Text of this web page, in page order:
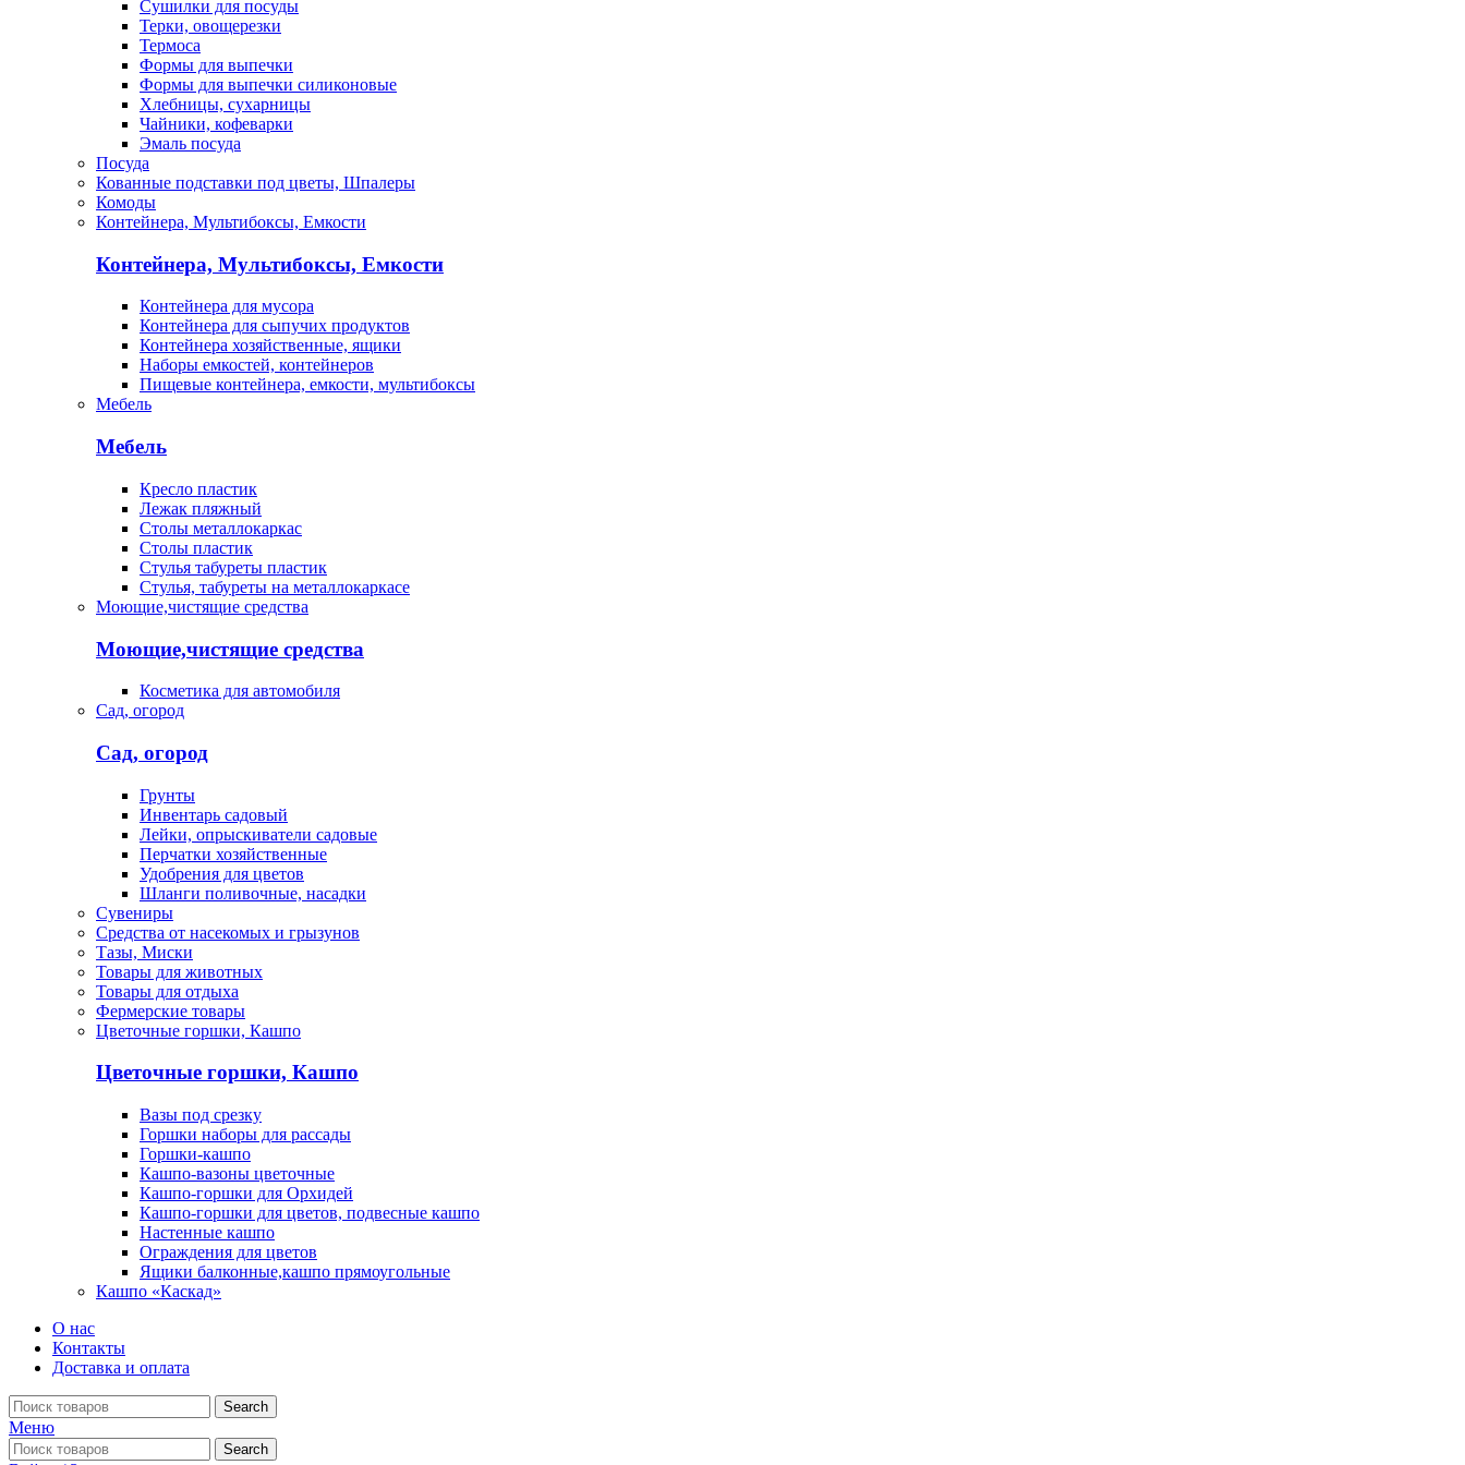
Сушилки для посуды
Терки, овощерезки
Термоса
Формы для выпечки
Формы для выпечки силиконовые
Хлебницы, сухарницы
Чайники, кофеварки
Эмаль посуда
Посуда
Кованные подставки под цветы, Шпалеры
Комоды
Контейнера, Мультибоксы, Емкости
Контейнера, Мультибоксы, Емкости
Контейнера для мусора
Контейнера для сыпучих продуктов
Контейнера хозяйственные, ящики
Наборы емкостей, контейнеров
Пищевые контейнера, емкости, мультибоксы
Мебель
Мебель
Кресло пластик
Лежак пляжный
Столы металлокаркас
Столы пластик
Стулья табуреты пластик
Стулья, табуреты на металлокаркасе
Моющие,чистящие средства
Моющие,чистящие средства
Косметика для автомобиля
Сад, огород
Сад, огород
Грунты
Инвентарь садовый
Лейки, опрыскиватели садовые
Перчатки хозяйственные
Удобрения для цветов
Шланги поливочные, насадки
Сувениры
Средства от насекомых и грызунов
Тазы, Миски
Товары для животных
Товары для отдыха
Фермерские товары
Цветочные горшки, Кашпо
Цветочные горшки, Кашпо
Вазы под срезку
Горшки наборы для рассады
Горшки-кашпо
Кашпо-вазоны цветочные
Кашпо-горшки для Орхидей
Кашпо-горшки для цветов, подвесные кашпо
Настенные кашпо
Ограждения для цветов
Ящики балконные,кашпо прямоугольные
Кашпо «Каскад»
О нас
Контакты
Доставка и оплата
Search
Меню
Search